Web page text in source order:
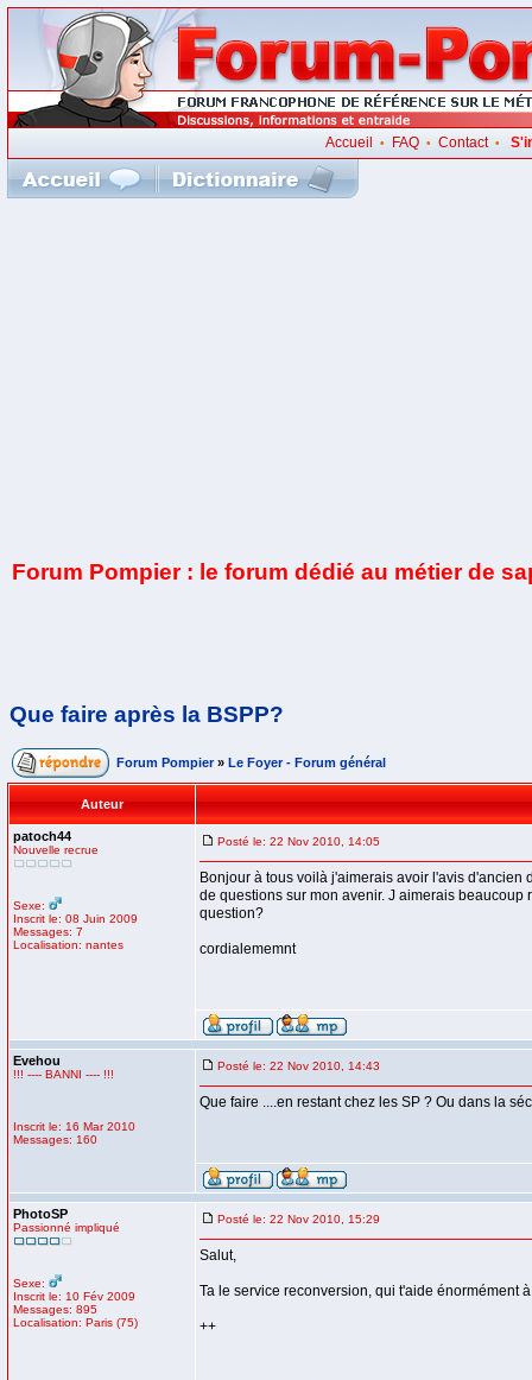
Accueil • FAQ• Contact•
Forum Pompier : le forum dédié au métier de
Que faire après la BSPP?
Forum Pompier » Le Foyer - Forum général
Auteur
patoch44
Nouvelle recrue
Sexe:
Inscrit le: 08 Juin 2009
Messages: 7
Localisation: nantes
Posté le: 22 Nov 2010, 14:05
Bonjour à tous voilà j'aimerais avoir l'avis d'ancien
de questions sur mon avenir. J aimerais
question?
cordialememnt
Evehou
!!! ---- BANNI ---- !!!
Inscrit le: 16 Mar 2010
Messages: 160
Posté le: 22 Nov 2010, 14:43
Que faire ....en restant chez les SP ? Ou dans la
PhotoSP
Passionné impliqué
Sexe:
Inscrit le: 10 Fév 2009
Messages: 895
Localisation: Paris (75)
Posté le: 22 Nov 2010, 15:29
Salut,
Ta le service reconversion, qui t'aide énormément
++